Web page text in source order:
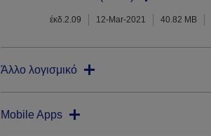
έκδ.2.09 12-Mar-2021 40.82 MB
Άλλο λογισμικό
Mobile Apps